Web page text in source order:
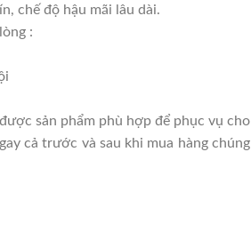
chế độ hậu mãi lâu dài.
:
sản phẩm phù hợp để phục vụ cho
cả trước và sau khi mua hàng chúng